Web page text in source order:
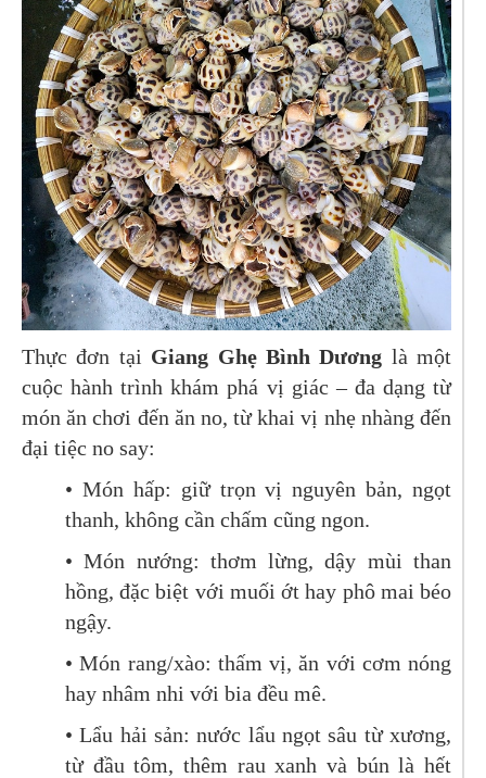
Thực đơn tại Giang Ghẹ Bình Dương là một
cuộc hành trình khám phá vị giác – đa dạng từ
món ăn chơi đến ăn no, từ khai vị nhẹ nhàng đến
đại tiệc no say:
• Món hấp: giữ trọn vị nguyên bản, ngọt
thanh, không cần chấm cũng ngon.
• Món nướng: thơm lừng, dậy mùi than
hồng, đặc biệt với muối ớt hay phô mai béo
ngậy.
• Món rang/xào: thấm vị, ăn với cơm nóng
hay nhâm nhi với bia đều mê.
• Lẩu hải sản: nước lẩu ngọt sâu từ xương,
từ đầu tôm, thêm rau xanh và bún là hết